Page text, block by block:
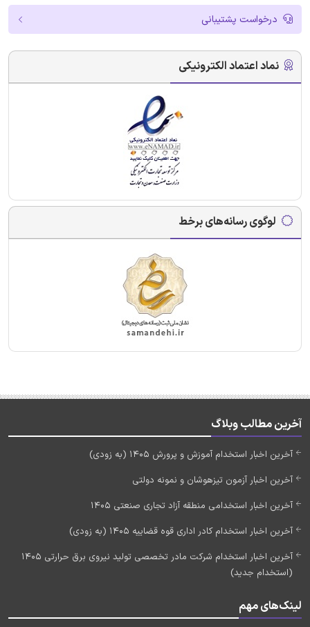
درخواست پشتیبانی
نماد اعتماد الکترونیکی
لوگوی رسانه‌های برخط
آخرین مطالب وبلاگ
آخرین اخبار استخدام آموزش و پرورش 1405 (به زودی)
آخرین اخبار آزمون تیزهوشان و نمونه دولتی
آخرین اخبار استخدامی منطقه آزاد تجاری صنعتی 1405
آخرین اخبار استخدام کادر اداری قوه قضاییه 1405 (به زودی)
آخرین اخبار استخدام شرکت مادر تخصصی تولید نیروی برق حرارتی 1405
(استخدام جدید)
لینک‌های مهم